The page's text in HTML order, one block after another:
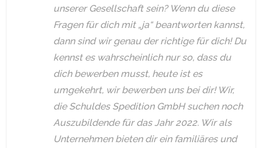
unserer Gesellschaft sein? Wenn du diese
Fragen für dich mit „ja“ beantworten kannst,
dann sind wir genau der richtige für dich! Du
kennst es wahrscheinlich nur so, dass du
dich bewerben musst, heute ist es
umgekehrt, wir bewerben uns bei dir! Wir,
die Schuldes Spedition GmbH suchen noch
Auszubildende für das Jahr 2022. Wir als
Unternehmen bieten dir ein familiäres und